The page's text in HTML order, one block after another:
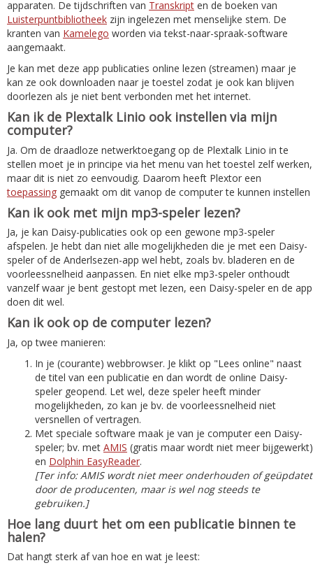
apparaten. De tijdschriften van Transkript en de boeken van
Luisterpuntbibliotheek zijn ingelezen met menselijke stem. De
kranten van Kamelego worden via tekst-naar-spraak-software
aangemaakt.
Je kan met deze app publicaties online lezen (streamen) maar je
kan ze ook downloaden naar je toestel zodat je ook kan blijven
doorlezen als je niet bent verbonden met het internet.
Kan ik de Plextalk Linio ook instellen via mijn
computer?
Ja. Om de draadloze netwerktoegang op de Plextalk Linio in te
stellen moet je in principe via het menu van het toestel zelf werken,
maar dit is niet zo eenvoudig. Daarom heeft Plextor een
toepassing gemaakt om dit vanop de computer te kunnen instellen
Kan ik ook met mijn mp3-speler lezen?
Ja, je kan Daisy-publicaties ook op een gewone mp3-speler
afspelen. Je hebt dan niet alle mogelijkheden die je met een Daisy-
speler of de Anderlsezen-app wel hebt, zoals bv. bladeren en de
voorleessnelheid aanpassen. En niet elke mp3-speler onthoudt
vanzelf waar je bent gestopt met lezen, een Daisy-speler en de app
doen dit wel.
Kan ik ook op de computer lezen?
Ja, op twee manieren:
In je (courante) webbrowser. Je klikt op "Lees online" naast
de titel van een publicatie en dan wordt de online Daisy-
speler geopend. Let wel, deze speler heeft minder
mogelijkheden, zo kan je bv. de voorleessnelheid niet
versnellen of vertragen.
Met speciale software maak je van je computer een Daisy-
speler; bv. met AMIS (gratis maar wordt niet meer bijgewerkt)
en Dolphin EasyReader.
[Ter info: AMIS wordt niet meer onderhouden of geüpdatet
door de producenten, maar is wel nog steeds te
gebruiken.]
Hoe lang duurt het om een publicatie binnen te
halen?
Dat hangt sterk af van hoe en wat je leest: